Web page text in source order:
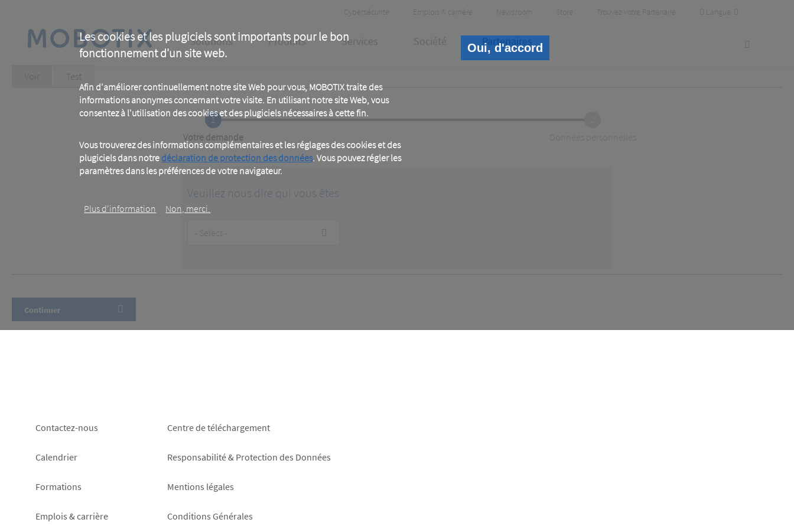
Les cookies et les plugiciels sont importants pour le bon
fonctionnement d'un site web.
Afin d'améliorer continuellement notre site Web pour vous, MOBOTIX traite des
informations anonymes concernant votre visite. En utilisant notre site Web, vous
consentez à l'utilisation des cookies et des plugiciels nécessaires à cette fin.
Vous trouverez des informations complémentaires et les réglages des cookies et des
plugiciels dans notre déclaration de protection des données. Vous pouvez régler les
paramètres dans les préférences de votre navigateur.
Plus d‘information Non, merci.
Oui, d'accord
content
Header
Meta
Cybersécurité Emplois & carrière Newsroom Store Trouvez votre Partenaire Langue
Main
navigation
Solutions Produits Services Société Partenaires
Primary
Voir Test
1
Current
Votre demande
Veuillez nous dire qui vous êtes
Type
Footer
left
Contactez-nous
Calendrier
Formations
Emplois & carrière
Footer
right
Centre de téléchargement
Responsabilité & Protection des Données
Mentions légales
Conditions Générales